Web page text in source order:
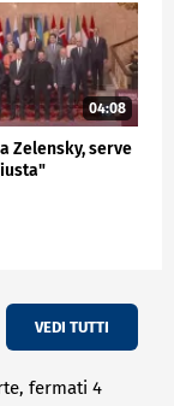
04:08
Zelensky, serve
VEDI TUTTI
fermati 4